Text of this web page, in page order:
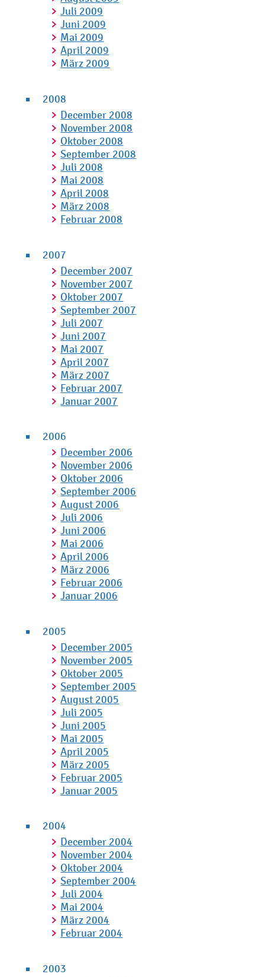
Juli 2009
Juni 2009
Mai 2009
April 2009
März 2009
2008
December 2008
November 2008
Oktober 2008
September 2008
Juli 2008
Mai 2008
April 2008
März 2008
Februar 2008
2007
December 2007
November 2007
Oktober 2007
September 2007
Juli 2007
Juni 2007
Mai 2007
April 2007
März 2007
Februar 2007
Januar 2007
2006
December 2006
November 2006
Oktober 2006
September 2006
August 2006
Juli 2006
Juni 2006
Mai 2006
April 2006
März 2006
Februar 2006
Januar 2006
2005
December 2005
November 2005
Oktober 2005
September 2005
August 2005
Juli 2005
Juni 2005
Mai 2005
April 2005
März 2005
Februar 2005
Januar 2005
2004
December 2004
November 2004
Oktober 2004
September 2004
Juli 2004
Mai 2004
März 2004
Februar 2004
2003